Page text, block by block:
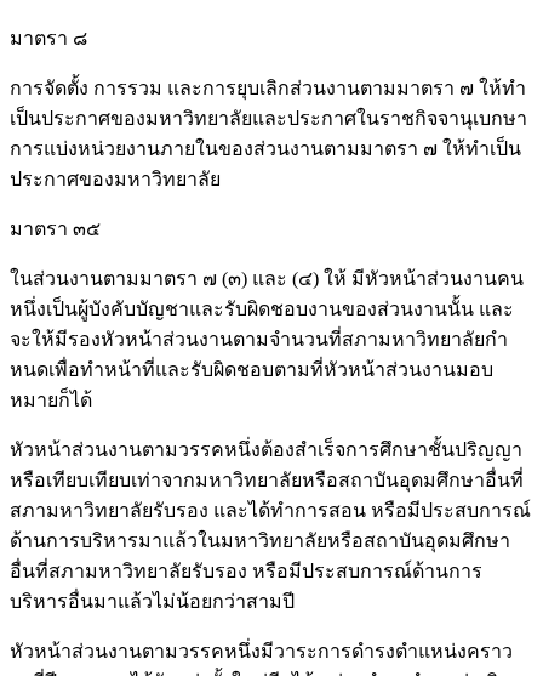
มาตรา ๘
การจัดตั้ง การรวม และการยุบเลิกส่วนงานตามมาตรา ๗ ให้ทํา
เป็นประกาศของมหาวิทยาลัยและประกาศในราชกิจจานุเบกษา
การแบ่งหน่วยงานภายในของส่วนงานตามมาตรา ๗ ให้ทําเป็น
ประกาศของมหาวิทยาลัย
มาตรา ๓๕
ในส่วนงานตามมาตรา ๗ (๓) และ (๔) ให้ มีหัวหน้าส่วนงานคน
หนึ่งเป็นผู้บังคับบัญชาและรับผิดชอบงานของส่วนงานนั้น และ
จะให้มีรองหัวหน้าส่วนงานตามจํานวนที่สภามหาวิทยาลัยกํา
หนดเพื่อทําหน้าที่และรับผิดชอบตามที่หัวหน้าส่วนงานมอบ
หมายก็ได้
หัวหน้าส่วนงานตามวรรคหนึ่งต้องสําเร็จการศึกษาชั้นปริญญา
หรือเทียบเทียบเท่าจากมหาวิทยาลัยหรือสถาบันอุดมศึกษาอื่นที่
สภามหาวิทยาลัยรับรอง และได้ทําการสอน หรือมีประสบการณ์
ด้านการบริหารมาแล้วในมหาวิทยาลัยหรือสถาบันอุดมศึกษา
อื่นที่สภามหาวิทยาลัยรับรอง หรือมีประสบการณ์ด้านการ
บริหารอื่นมาแล้วไม่น้อยกว่าสามปี
หัวหน้าส่วนงานตามวรรคหนึ่งมีวาระการดํารงตําแหน่งคราว